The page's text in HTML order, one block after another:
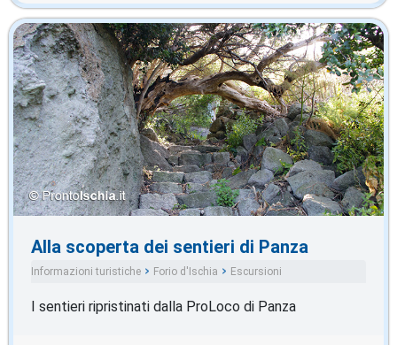
Alla scoperta dei sentieri di Panza
Informazioni turistiche Forio d'Ischia Escursioni
I sentieri ripristinati dalla ProLoco di Panza